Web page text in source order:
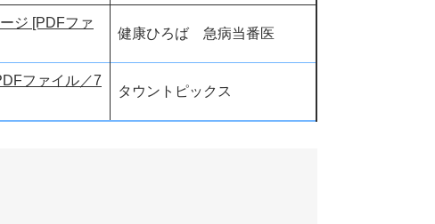
ジ [PDFファ
健康ひろば 急病当番医
ファイル／7
タウントピックス